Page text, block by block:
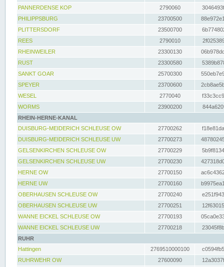
PANNERDENSE KOP
2790060
PHILIPPSBURG
23700500
PLITTERSDORF
23500700
REES
2790010
RHEINWEILER
23300130
RUST
23300580
SANKT GOAR
25700300
SPEYER
23700600
WESEL
2770040
WORMS
23900200
RHEIN-HERNE-KANAL
DUISBURG-MEIDERICH SCHLEUSE OW
27700262
DUISBURG-MEIDERICH SCHLEUSE UW
27700273
GELSENKIRCHEN SCHLEUSE OW
27700229
GELSENKIRCHEN SCHLEUSE UW
27700230
HERNE OW
27700150
HERNE UW
27700160
OBERHAUSEN SCHLEUSE OW
27700240
OBERHAUSEN SCHLEUSE UW
27700251
WANNE EICKEL SCHLEUSE OW
27700193
WANNE EICKEL SCHLEUSE UW
27700218
RUHR
Hattingen
2769510000100
RUHRWEHR OW
27600090